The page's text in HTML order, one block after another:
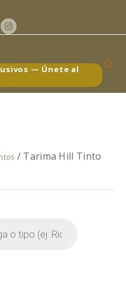
— Únete al
/ Tarima Hill Tinto